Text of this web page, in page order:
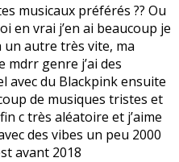
musicaux préférés ?? Ou
en vrai j’en ai beaucoup je
un autre très vite, ma
genre j’ai des
avec du Blackpink ensuite
de musiques tristes et
c très aléatoire et j’aime
des vibes un peu 2000
avant 2018